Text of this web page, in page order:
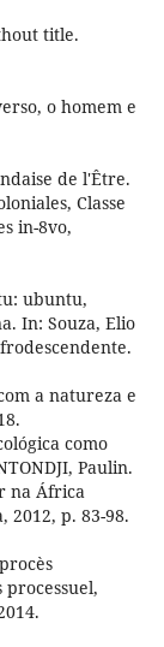
title.
o homem e
de l'Être.
Classe
in-8vo,
ubuntu,
In: Souza, Elio
a natureza e
como
Paulin.
na África
2012, p. 83-98.